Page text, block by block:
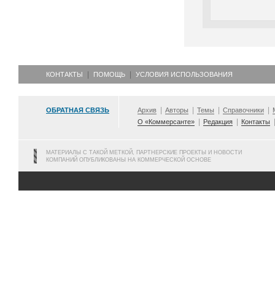
КОНТАКТЫ ПОМОЩЬ УСЛОВИЯ ИСПОЛЬЗОВАНИЯ
ОБРАТНАЯ СВЯЗЬ Архив Авторы Темы Справочники
О «Коммерсанте»
Редакция Контакты
МАТЕРИАЛЫ С ТАКОЙ МЕТКОЙ, ПАРТНЕРСКИЕ ПРОЕКТЫ И НОВОСТИ
КОМПАНИЙ ОПУБЛИКОВАНЫ НА КОММЕРЧЕСКОЙ ОСНОВЕ